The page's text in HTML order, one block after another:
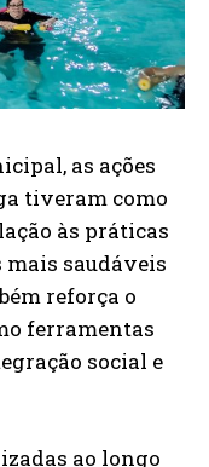
as ações
tiveram como
às práticas
saudáveis
reforça o
ferramentas
social e
ao longo